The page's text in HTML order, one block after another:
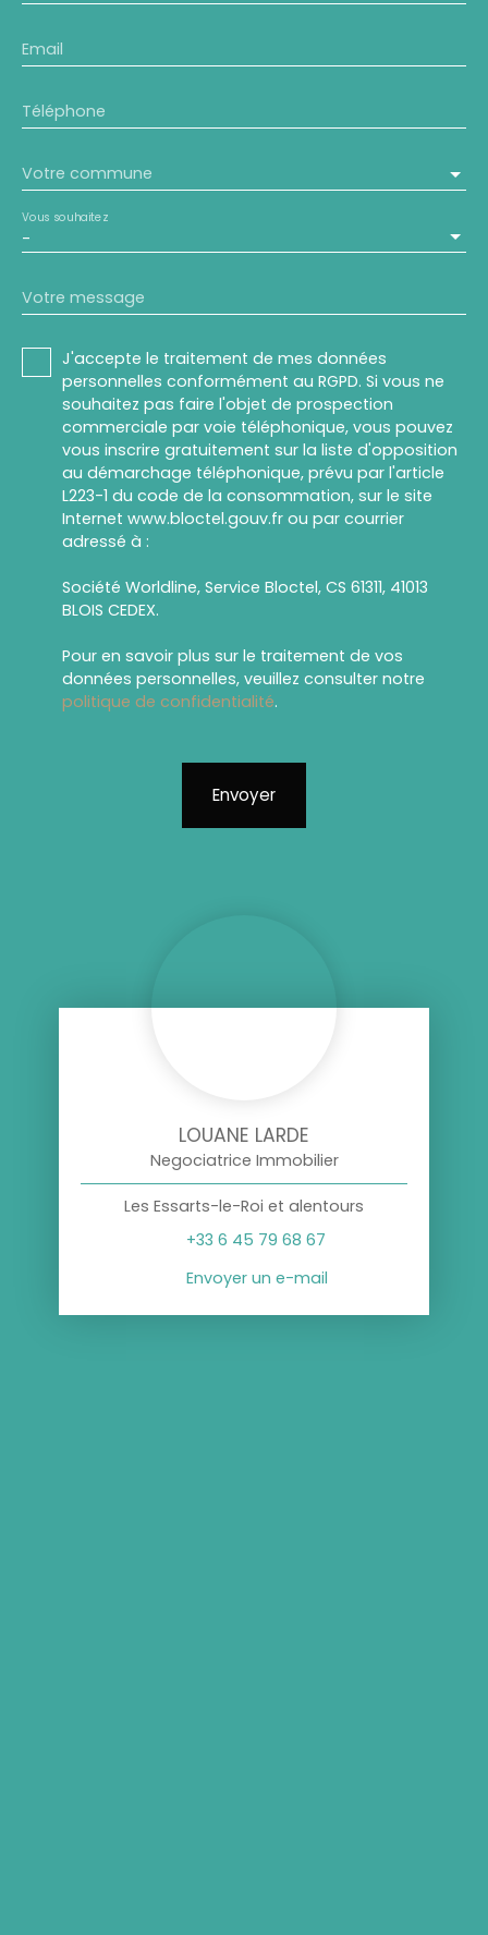
Email
Téléphone
Votre commune
-
Vous souhaitez
Votre message
J'accepte le traitement de mes données
personnelles conformément au RGPD. Si vous ne
souhaitez pas faire l'objet de prospection
commerciale par voie téléphonique, vous pouvez
vous inscrire gratuitement sur la liste d'opposition
au démarchage téléphonique, prévu par l'article
L223-1 du code de la consommation, sur le site
Internet www.bloctel.gouv.fr ou par courrier
adressé à :
Société Worldline, Service Bloctel, CS 61311, 41013
BLOIS CEDEX.
Pour en savoir plus sur le traitement de vos
données personnelles, veuillez consulter notre
politique de confidentialité.
Envoyer
LOUANE LARDE
Negociatrice Immobilier
Les Essarts-le-Roi et alentours
+33 6 45 79 68 67
Envoyer un e-mail